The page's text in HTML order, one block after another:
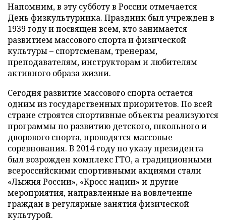
Напомним, в эту субботу в России отмечается
День физкультурника. Праздник был учрежден в
1939 году и посвящен всем, кто занимается
развитием массового спорта и физической
культуры – спортсменам, тренерам,
преподавателям, инструкторам и любителям
активного образа жизни.
Сегодня развитие массового спорта остается
одним из государственных приоритетов. По всей
стране строятся спортивные объекты реализуются
программы по развитию детского, школьного и
дворового спорта, проводятся массовые
соревнования. В 2014 году по указу президента
был возрожден комплекс ГТО, а традиционными
всероссийскими спортивными акциями стали
«Лыжня России», «Кросс нации» и другие
мероприятия, направленные на вовлечение
граждан в регулярные занятия физической
культурой.